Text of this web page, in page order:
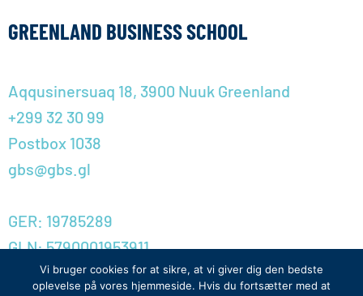
GREENLAND BUSINESS SCHOOL
Aqqusinersuaq 18, 3900 Nuuk Greenland
+299 32 30 99
Postbox 1038
gbs@gbs.gl
GER: 19785289
GLN: 5790001953911
Privatlivspolitik
Vi bruger cookies for at sikre, at vi giver dig den bedste
oplevelse på vores hjemmeside. Hvis du fortsætter med at